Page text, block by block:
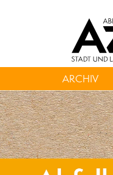
ARCHIV